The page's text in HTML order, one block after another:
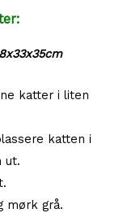
katter i liten
katten i
ut.
mørk grå.